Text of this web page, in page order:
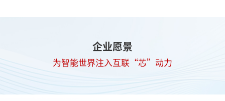
企业愿景
为智能世界注入互联“芯”动力